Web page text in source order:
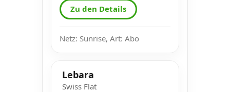
Zu den Details
Netz: Sunrise, Art: Abo
Lebara
Swiss Flat